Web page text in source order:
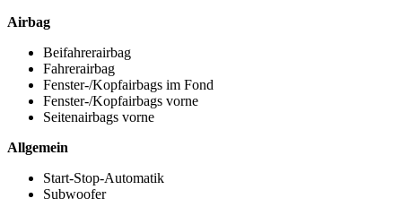
Airbag
Beifahrerairbag
Fahrerairbag
Fenster-/Kopfairbags im Fond
Fenster-/Kopfairbags vorne
Seitenairbags vorne
Allgemein
Start-Stop-Automatik
Subwoofer